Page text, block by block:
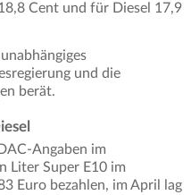
Cent und für Diesel 17,9
und die
berät.
Angaben im
Liter Super E10 im
Euro bezahlen, im April lag